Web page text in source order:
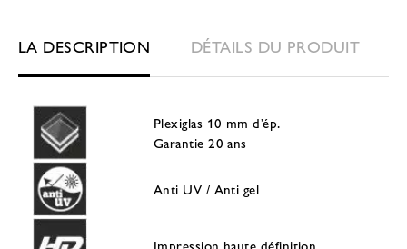
LA DESCRIPTION DÉTAILS DU PRODUIT
Plexiglas 10 mm d’ép.
Garantie 20 ans
Anti UV / Anti gel
Impression haute définition